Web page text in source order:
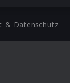
& Datenschutz